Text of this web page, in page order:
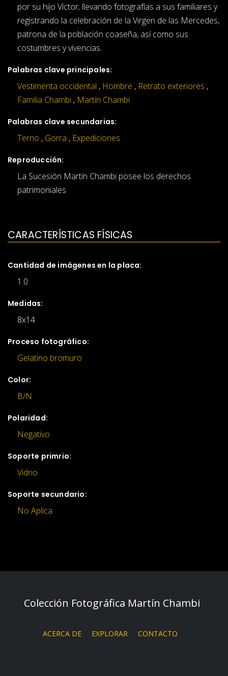
por su hijo Víctor; llevando fotografías a sus familiares y
registrando la celebración de la Virgen de las Mercedes,
patrona de la población coaseña, así como sus
costumbres y vivencias.
Palabras clave principales:
Vestimenta occidental , Hombre , Retrato exteriores ,
Familia Chambi , Martín Chambi
Palabras clave secundarias:
Terno , Gorra , Expediciones
Reproducción:
La Sucesión Martín Chambi posee los derechos
patrimoniales
CARACTERÍSTICAS FÍSICAS
Cantidad de imágenes en la placa:
1.0
Medidas:
8x14
Proceso fotográfico:
Gelatino bromuro
Color:
B/N
Polaridad:
Negativo
Soporte primrio:
Vidrio
Soporte secundario:
No Aplica
Colección Fotográfica Martín Chambi
ACERCA DE EXPLORAR CONTACTO